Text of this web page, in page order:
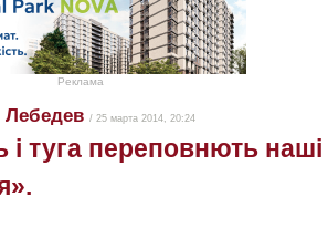
Реклама
Лебедев / 25 марта 2014, 20:24
і туга переповнють наші